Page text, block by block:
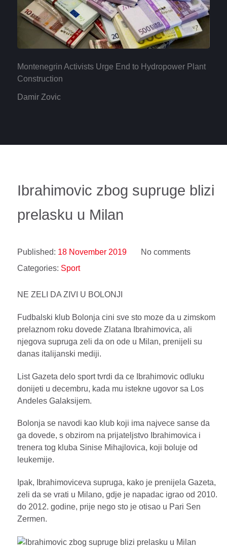
Montenegrin Activists Urge End to Hydropower Plant
Construction
Damir Zovic
Ibrahimovic zbog supruge blizi
prelasku u Milan
Published: 18 November 2019
No comments
Categories: Sport
NE ZELI DA ZIVI U BOLONJI
Fudbalski klub Bolonja cini sve sto moze da u zimskom
prelaznom roku dovede Zlatana Ibrahimovica, ali
njegova supruga zeli da on ode u Milan, prenijeli su
danas italijanski mediji.
List Gazeta delo sport tvrdi da ce Ibrahimovic odluku
donijeti u decembru, kada mu istekne ugovor sa Los
Andeles Galaksijem.
Bolonja se navodi kao klub koji ima najvece sanse da
ga dovede, s obzirom na prijateljstvo Ibrahimovica i
trenera tog kluba Sinise Mihajlovica, koji boluje od
leukemije.
Ipak, Ibrahimoviceva supruga, kako je prenijela Gazeta,
zeli da se vrati u Milano, gdje je napadac igrao od 2010.
do 2012. godine, prije nego sto je otisao u Pari Sen
Zermen.